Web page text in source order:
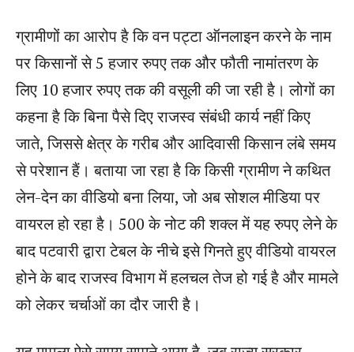
ग्रामीणों का आरोप है कि वन पट्टा ऑनलाइन करने के नाम
पर किसानों से 5 हजार रुपए तक और फौती नामांतरण के
लिए 10 हजार रुपए तक की वसूली की जा रही है। लोगों का
कहना है कि बिना पैसे दिए राजस्व संबंधी कार्य नहीं किए
जाते, जिससे क्षेत्र के गरीब और आदिवासी किसान लंबे समय
से परेशान हैं। बताया जा रहा है कि किसी ग्रामीण ने कथित
लेन-देन का वीडियो बना लिया, जो अब सोशल मीडिया पर
वायरल हो रहा है। 500 के नोट की शक्ल में यह रुपए लेने के
बाद पटवारी द्वारा टेबल के नीचे इसे गिनते हुए वीडियो वायरल
होने के बाद राजस्व विभाग में हलचल तेज हो गई है और मामले
को लेकर चर्चाओं का दौर जारी है।